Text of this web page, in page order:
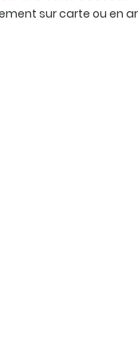
sur carte ou en